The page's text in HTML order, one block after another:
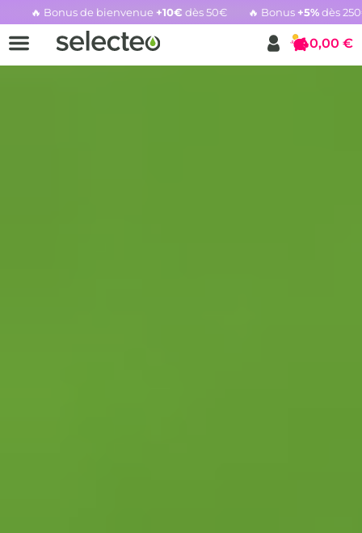
🔥 Bonus de bienvenue +10€ dès 50€ 🔥 Bonus +5%dès
Rachat cartouche vide, voir l'offre promotionnelle
Panier
0,00 €